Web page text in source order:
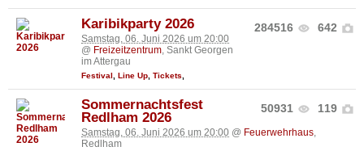
284516 642
Karibikparty 2026
Samstag, 06. Juni 2026 um 20:00
@ Freizeitzentrum, Sankt Georgen
im Attergau
Festival Line Up Tickets
50931 119
Sommernachtsfest
Redlham 2026
Samstag, 06. Juni 2026 um 20:00 @ Feuerwehrhaus,
Redlham